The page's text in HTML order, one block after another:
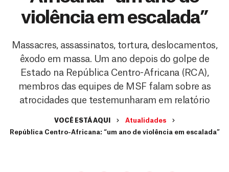
violência em escalada”
Massacres, assassinatos, tortura, deslocamentos,
êxodo em massa. Um ano depois do golpe de
Estado na República Centro-Africana (RCA),
membros das equipes de MSF falam sobre as
atrocidades que testemunharam em relatório
VOCÊ ESTÁ AQUI
Atualidades
República Centro-Africana: “um ano de violência em escalada”